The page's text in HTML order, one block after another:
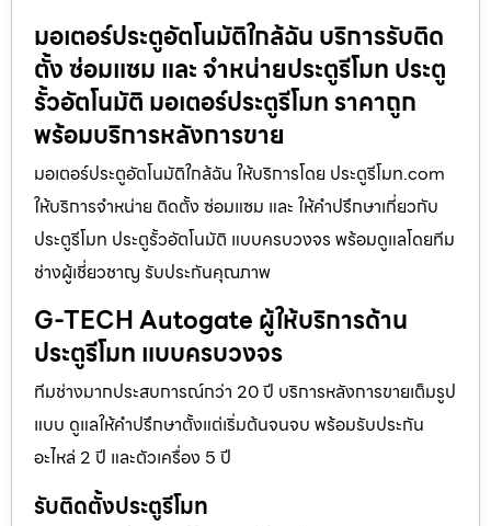
มอเตอร์ประตูอัตโนมัติใกล้ฉัน บริการรับติด
ตั้ง ซ่อมแซม และ จำหน่ายประตูรีโมท ประตู
รั้วอัตโนมัติ มอเตอร์ประตูรีโมท ราคาถูก
พร้อมบริการหลังการขาย
มอเตอร์ประตูอัตโนมัติใกล้ฉัน ให้บริการโดย ประตูรีโมท.com
ให้บริการจำหน่าย ติดตั้ง ซ่อมแซม และ ให้คำปรึกษาเกี่ยวกับ
ประตูรีโมท ประตูรั้วอัตโนมัติ แบบครบวงจร พร้อมดูแลโดยทีม
ช่างผู้เชี่ยวชาญ รับประกันคุณภาพ
G-TECH Autogate ผู้ให้บริการด้าน
ประตูรีโมท แบบครบวงจร
ทีมช่างมากประสบการณ์กว่า 20 ปี บริการหลังการขายเต็มรูป
แบบ ดูแลให้คำปรึกษาตั้งแต่เริ่มต้นจนจบ พร้อมรับประกัน
อะไหล่ 2 ปี และตัวเครื่อง 5 ปี
รับติดตั้งประตูรีโมท